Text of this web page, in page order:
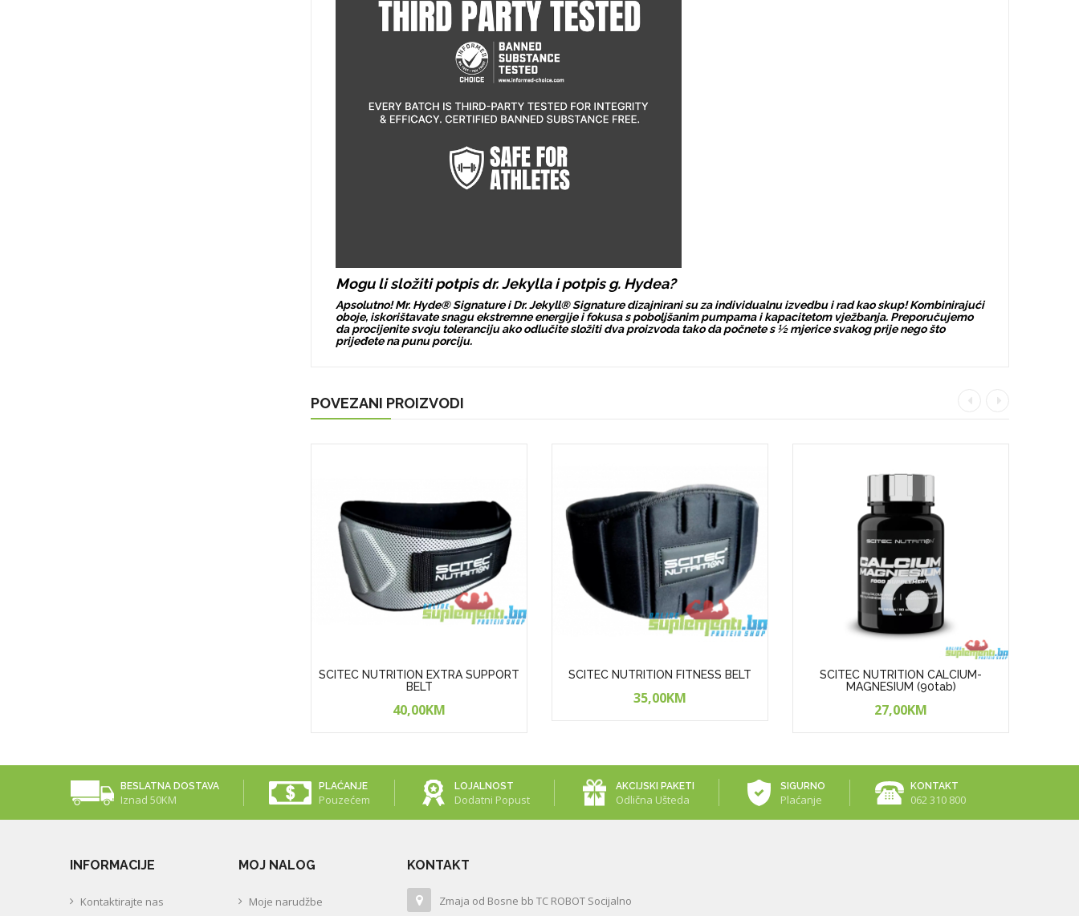
Mogu li složiti potpis dr. Jekylla i potpis g. Hydea?
Apsolutno! Mr. Hyde® Signature i Dr. Jekyll® Signature dizajnirani su za individualnu izvedbu i rad kao skup! Kombinirajući
oboje, iskorištavate snagu ekstremne energije i fokusa s poboljšanim pumpama i kapacitetom vježbanja. Preporučujemo
da procijenite svoju toleranciju ako odlučite složiti dva proizvoda tako da počnete s ½ mjerice svakog prije nego što
prijeđete na punu porciju.
POVEZANI PROIZVODI
SCITEC NUTRITION EXTRA SUPPORT
BELT
40,00KM
SCITEC NUTRITION FITNESS BELT
35,00KM
SCITEC NUTRITION CALCIUM-
MAGNESIUM (90tab)
27,00KM
BESLATNA DOSTAVA
Iznad 50KM
PLAĆANJE
Pouzećem
LOJALNOST
Dodatni Popust
AKCIJSKI PAKETI
Odlična Ušteda
SIGURNO
Plaćanje
KONTAKT
062 310 800
INFORMACIJE
Kontaktirajte nas
MOJ NALOG
Moje narudžbe
KONTAKT
Zmaja od Bosne bb TC ROBOT Socijalno